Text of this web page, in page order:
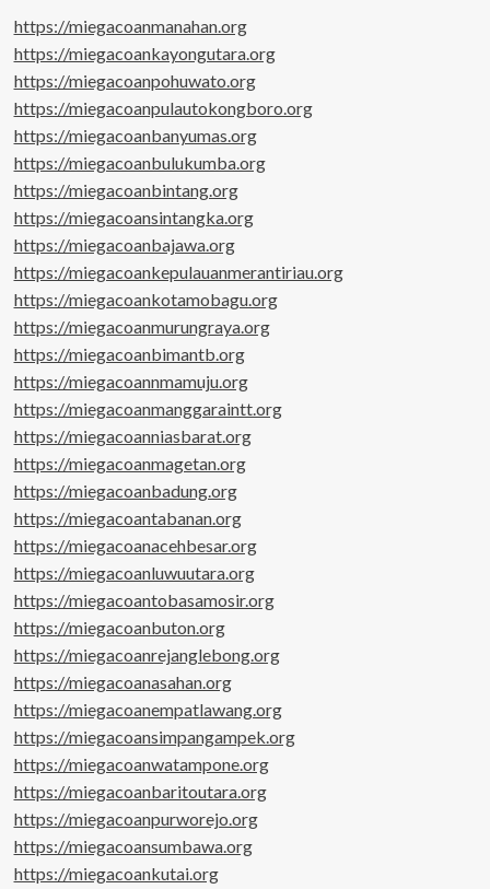
https://miegacoanmanahan.org
https://miegacoankayongutara.org
https://miegacoanpohuwato.org
https://miegacoanpulautokongboro.org
https://miegacoanbanyumas.org
https://miegacoanbulukumba.org
https://miegacoanbintang.org
https://miegacoansintangka.org
https://miegacoanbajawa.org
https://miegacoankepulauanmerantiriau.org
https://miegacoankotamobagu.org
https://miegacoanmurungraya.org
https://miegacoanbimantb.org
https://miegacoannmamuju.org
https://miegacoanmanggaraintt.org
https://miegacoanniasbarat.org
https://miegacoanmagetan.org
https://miegacoanbadung.org
https://miegacoantabanan.org
https://miegacoanacehbesar.org
https://miegacoanluwuutara.org
https://miegacoantobasamosir.org
https://miegacoanbuton.org
https://miegacoanrejanglebong.org
https://miegacoanasahan.org
https://miegacoanempatlawang.org
https://miegacoansimpangampek.org
https://miegacoanwatampone.org
https://miegacoanbaritoutara.org
https://miegacoanpurworejo.org
https://miegacoansumbawa.org
https://miegacoankutai.org